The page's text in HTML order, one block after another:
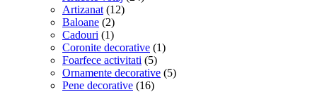
Artizanat (12)
Baloane (2)
Cadouri (1)
Coronite decorative (1)
Foarfece activitati (5)
Ornamente decorative (5)
Pene decorative (16)